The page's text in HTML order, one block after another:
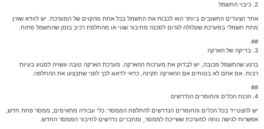
2. כיבוי החשמל
אחד הצעדים החשובים ביותר הוא לכבות את החשמל בכל אחת מהקוים של המערכת. יש לוודא שאין
מתח חשמלי במערכת שעלולה לגרום לסכנה מחיבור שגוי או מהחלפת רכיב בזמן שהחשמל פתוח.
##
3. בדיקה של הארקה
ברגע שהחשמל מכובה, יש לבדוק את מערכות ההארקה. מערכת הארקה טובה עשויה למנוע בעיות
רבות. אם אתם לא בטוחים אם ההארקה תקינה, כדאי לדאוג לכך לפני שתבצעו את ההחלפה.
##
4. הכנת הכלים והחומרים הנדרשים
יש להצטייד בכל הכלים והחומרים הנדרשים להחלפת הממסר: כלי עבודה מתאימים, ממסר פחת חדש,
אפשרות לגישה נוחה למערכת ששייכת לממסר, ומחברים נדרשים לחיבור הממסר החדש.